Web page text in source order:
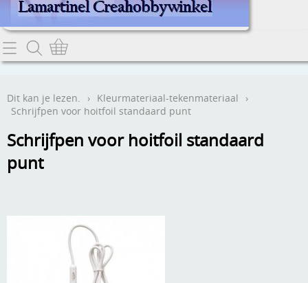
Home
Contact
Webwinkel
Boeken en magazines
Mijn account
Dit kan je lezen. › Kleurmateriaal-tekenmateriaal
›
Schrijfpen voor hoitfoil standaard punt
Schrijfpen voor hoitfoil standaard
punt